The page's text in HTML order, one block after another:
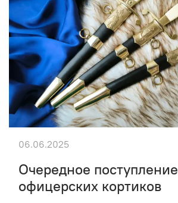
Очередное поступление
офицерских кортиков
06.06.2025